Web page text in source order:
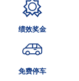
绩效奖金
免费停车